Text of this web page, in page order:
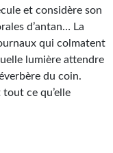
et considère son
d’antan… La
qui colmatent
lumière attendre
du coin.
ce qu’elle